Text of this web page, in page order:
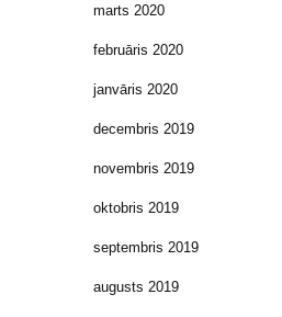
marts 2020
februāris 2020
janvāris 2020
decembris 2019
novembris 2019
oktobris 2019
septembris 2019
augusts 2019